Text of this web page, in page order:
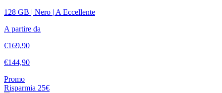
128 GB | Nero | A Eccellente
A partire da
€169,90
€144,90
Promo
Risparmia 25€